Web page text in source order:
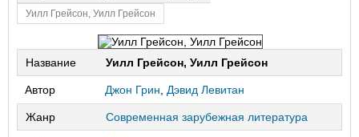
Уилл Грейсон, Уилл Грейсон
Название Уилл Грейсон, Уилл Грейсон
Автор Джон Грин, Дэвид Левитан
Жанр Современная зарубежная литература